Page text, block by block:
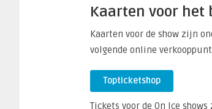
Kaarten voor het
Kaarten voor de show zijn
volgende online
Topticketshop
Tickets voor de On Ice